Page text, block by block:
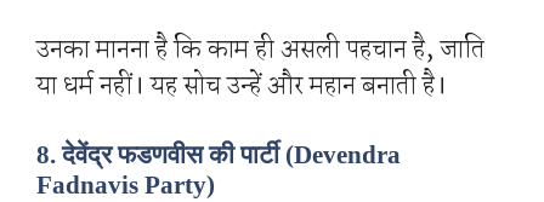
उनका मानना है कि काम ही असली पहचान है, जाति
या धर्म नहीं। यह सोच उन्हें और महान बनाती है।
8. देवेंद्र फडणवीस की पार्टी (Devendra
Fadnavis Party)